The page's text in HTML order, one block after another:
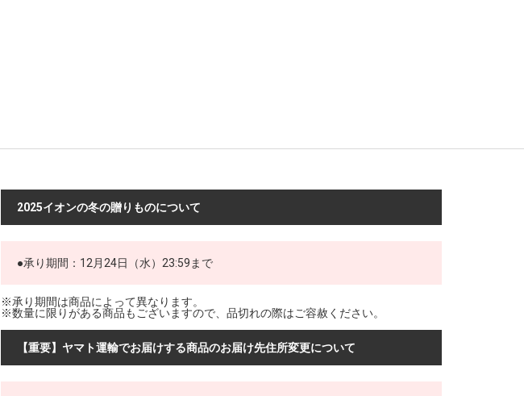
2025イオンの冬の贈りものについて
●承り期間：12月24日（水）23:59まで
※承り期間は商品によって異なります。
※数量に限りがある商品もございますので、品切れの際はご容赦ください。
【重要】ヤマト運輸でお届けする商品のお届け先住所変更について